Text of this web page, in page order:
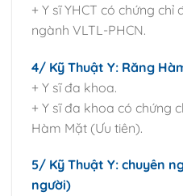
+ Y sĩ YHCT có chứng
ngành VLTL-PHCN.
4/ Kỹ Thuật Y: Răng
+ Y sĩ đa khoa.
+ Y sĩ đa khoa có chứng
Hàm Mặt (Ưu tiên).
5/ Kỹ Thuật Y: chuyên
người)